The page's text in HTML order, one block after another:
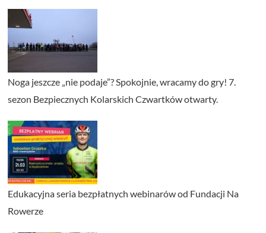
Noga jeszcze „nie podaje”? Spokojnie, wracamy do gry! 7.
sezon Bezpiecznych Kolarskich Czwartków otwarty.
Edukacyjna seria bezpłatnych webinarów od Fundacji Na
Rowerze